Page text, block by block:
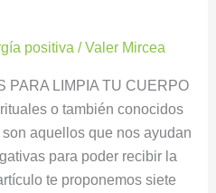
positiva /Valer Mircea
PARA LIMPIA TU CUERPO
o también conocidos
aquellos que nos ayudan
para poder recibir la
te proponemos siete